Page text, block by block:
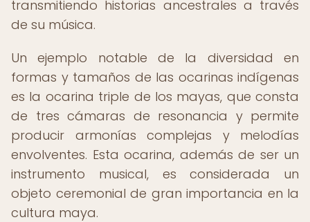
transmitiendo historias ancestrales a través
de su música.
Un ejemplo notable de la diversidad en
formas y tamaños de las ocarinas indígenas
es la ocarina triple de los mayas, que consta
de tres cámaras de resonancia y permite
producir armonías complejas y melodías
envolventes. Esta ocarina, además de ser un
instrumento musical, es considerada un
objeto ceremonial de gran importancia en la
cultura maya.